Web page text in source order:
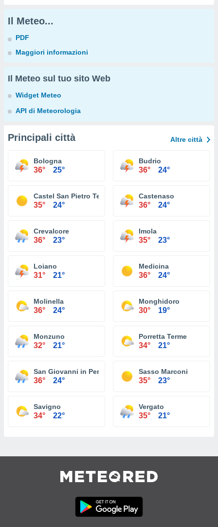
Il Meteo...
PDF
Maggiori informazioni
Il Meteo sul tuo sito Web
Widget Meteo
API di Meteorologia
Principali città Altre città
Bologna
36° 25°
Budrio
36° 24°
Castel San Pietro Terme
35° 24°
Castenaso
36° 24°
Crevalcore
36° 23°
Imola
35° 23°
Loiano
31° 21°
Medicina
36° 24°
Molinella
36° 24°
Monghidoro
30° 19°
Monzuno
32° 21°
Porretta Terme
34° 21°
San Giovanni in Persiceto
36° 24°
Sasso Marconi
35° 23°
Savigno
34° 22°
Vergato
35° 21°